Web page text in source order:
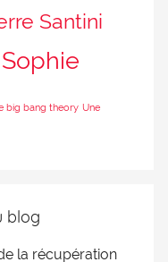
Santini
Sophie
big bang theory Une
blog
la récupération